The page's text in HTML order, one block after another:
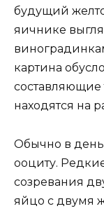
будущий
яичнике
картина
составляющие
находятся на
Обычно в день
ооциту.
созревания
яйцо с двумя